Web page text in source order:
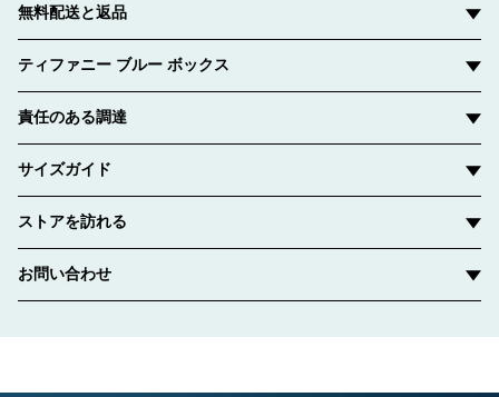
無料配送と返品
ティファニー ブルー ボックス
責任のある調達
サイズガイド
ストアを訪れる
お問い合わせ